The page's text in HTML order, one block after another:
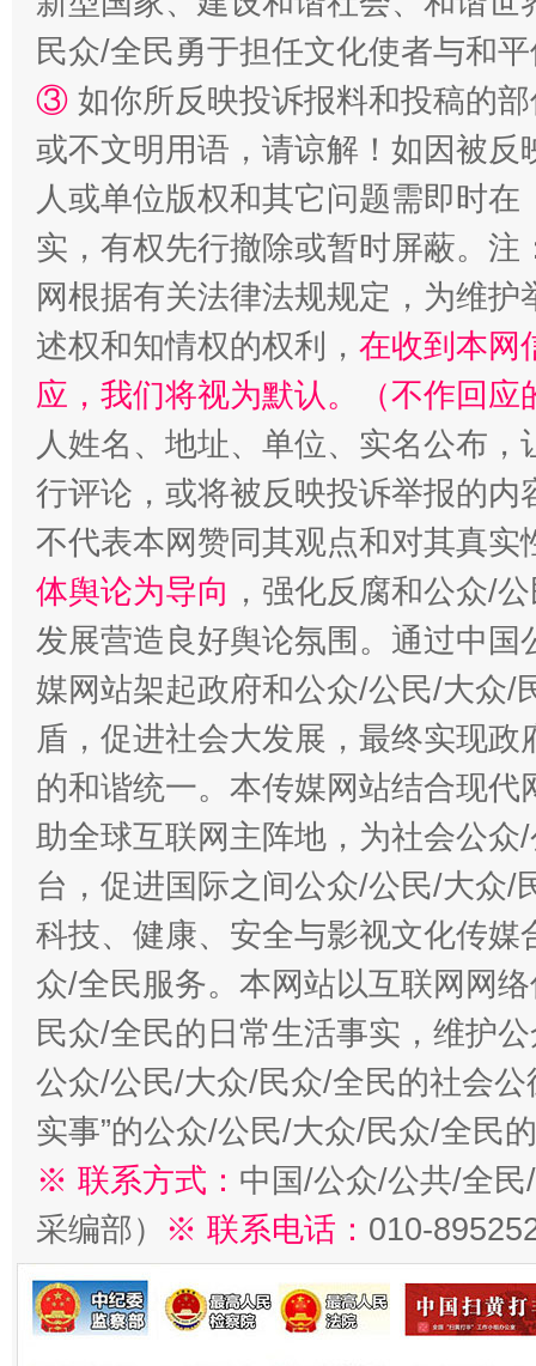
扯下公款旅游的“隐身衣” 如何以
“蜀中异人”王建安的艺术幻境
民众/全民勇于担任文化使者与和
③ 如你所反映投诉报料和投稿的
或不文明用语，请谅解！如因被
人或单位版权和其它问题需即时在
实，有权先行撤除或暂时屏蔽。
网根据有关法律法规规定，为维
述权和知情权的权利， 在收到本网
应，我们将视为默认。（不作回应
人姓名、地址、单位、实名公布
行评论，或将被反映投诉举报的
不代表本网赞同其观点和对其真实
体舆论为导向 ，强化反腐和公众/
发展营造良好舆论氛围。通过中
媒网站架起政府和公众/公民/大众/
盾，促进社会大发展，最终实现
的和谐统一。本传媒网站结合现
助全球互联网主阵地，为社会公
台，促进国际之间公众/公民/大众/
科技、健康、安全与影视文化传
众/全民服务。本网站以互联网网
民众/全民的日常生活事实，维护
公众/公民/大众/民众/全民的社会公
实事”的公众/公民/大众/民众/全民
※ 联系方式： 中国/公众/公共/全
采编部） ※ 联系电话： 010-